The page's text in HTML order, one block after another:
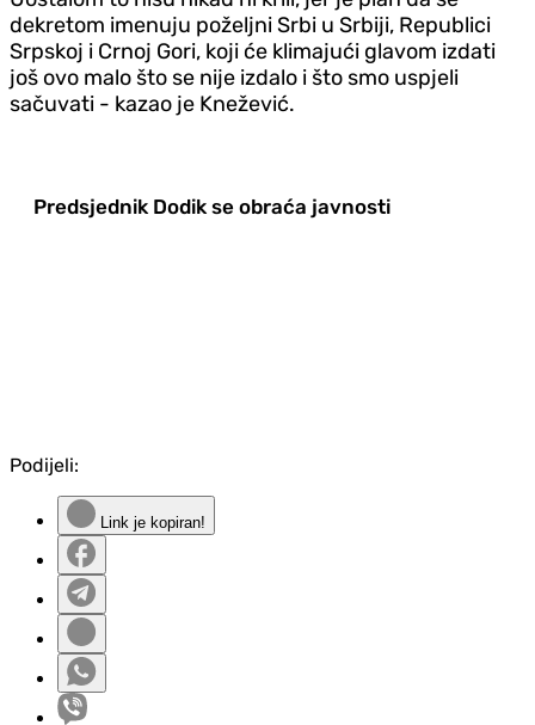
dekretom imenuju poželjni Srbi u Srbiji, Republici
Srpskoj i Crnoj Gori, koji će klimajući glavom izdati
još ovo malo što se nije izdalo i što smo uspjeli
sačuvati - kazao je Knežević.
Predsjednik Dodik se obraća javnosti
Podijeli:
Link je kopiran!